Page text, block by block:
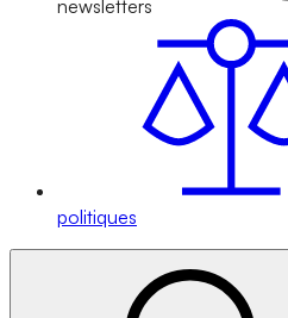
newsletters
politiques